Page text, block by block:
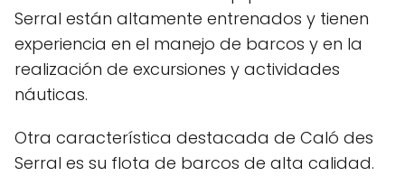
Serral están altamente entrenados y tienen
experiencia en el manejo de barcos y en la
realización de excursiones y actividades
náuticas.
Otra característica destacada de Caló des
Serral es su flota de barcos de alta calidad.